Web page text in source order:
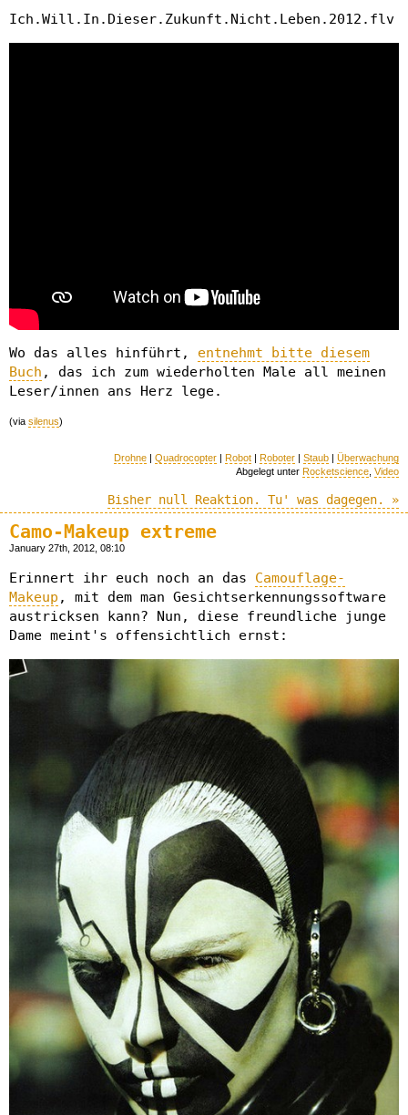
Ich.Will.In.Dieser.Zukunft.Nicht.Leben.2012.flv
Wo das alles hinführt, entnehmt bitte diesem
Buch , das ich zum wiederholten Male all meinen
Leser/innen ans Herz lege.
(via silenus)
Drohne Quadrocopter Robot Roboter Staub
Überwachung
Abgelegt unter Rocketscience Video
Bisher null Reaktion. Tu' was dagegen. »
Camo-Makeup extreme
January 27th, 2012, 08:10
Erinnert ihr euch noch an das Camouflage-
Makeup , mit dem man Gesichtserkennungssoftware
austricksen kann? Nun, diese freundliche junge
Dame meint's offensichtlich ernst: